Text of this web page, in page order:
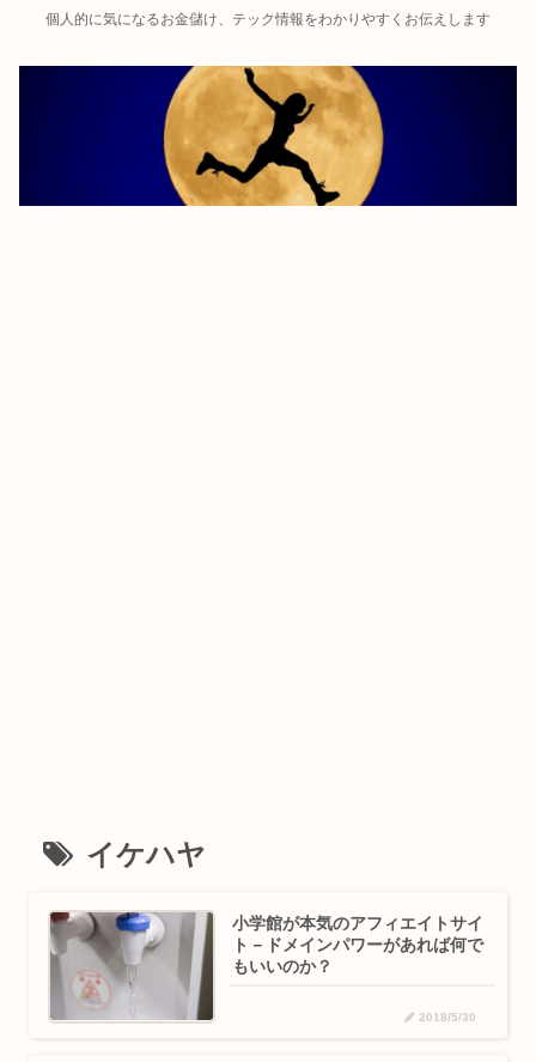
個人的に気になるお金儲け、テック情報をわかりやすくお伝えします
イケハヤ
小学館が本気のアフィエイトサイ
ト－ドメインパワーがあれば何で
もいいのか？
2018/5/30